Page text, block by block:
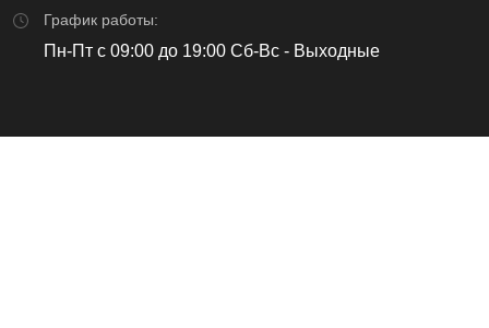
График работы:
Пн-Пт с 09:00 до 19:00 Сб-Вс - Выходные